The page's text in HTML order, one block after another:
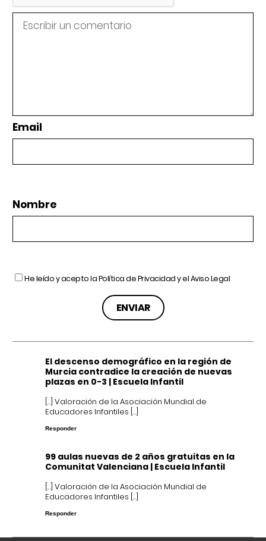
Email
Nombre
He leído y acepto laPolítica de Privacidady elAviso Legal
El descenso demográfico en la región de
Murcia contradice la creación de nuevas
plazas en 0-3 | Escuela Infantil
[…] Valoración de la Asociación Mundial de
Educadores Infantiles […]
Responder
99 aulas nuevas de 2 años gratuitas en la
Comunitat Valenciana | Escuela Infantil
[…] Valoración de la Asociación Mundial de
Educadores Infantiles […]
Responder